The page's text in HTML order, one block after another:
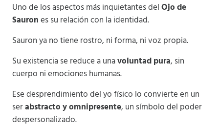
Uno de los aspectos más inquietantes delOjo de
Saurones su relación con la identidad.
Sauron ya no tiene rostro, ni forma, ni voz propia.
Su existencia se reduce a unavoluntad pura, sin
cuerpo ni emociones humanas.
Ese desprendimiento del yo físico lo convierte en un
serabstracto y omnipresente, un símbolo del poder
despersonalizado.